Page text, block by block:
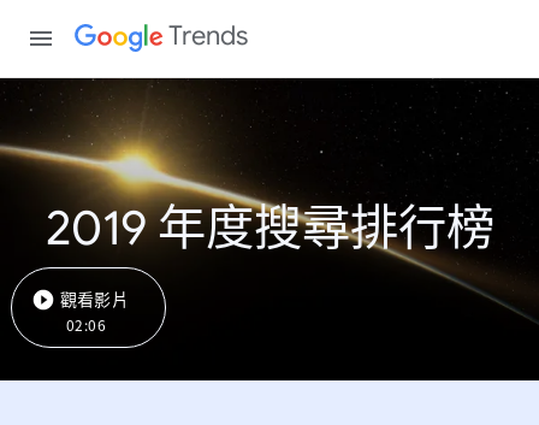
Trends
2019 年度搜尋排行榜
觀看影片
02:06